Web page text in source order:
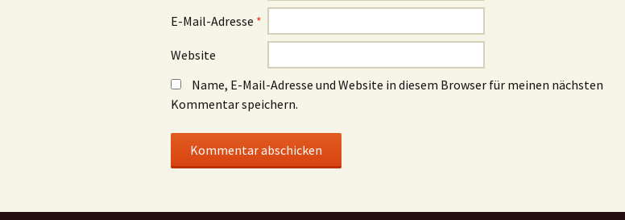
E-Mail-Adresse *
Website
Name, E-Mail-Adresse und Website in diesem Browser für meinen nächsten
Kommentar speichern.